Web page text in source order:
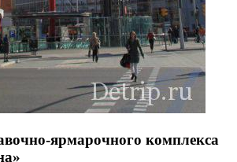
ярмарочного комплекса